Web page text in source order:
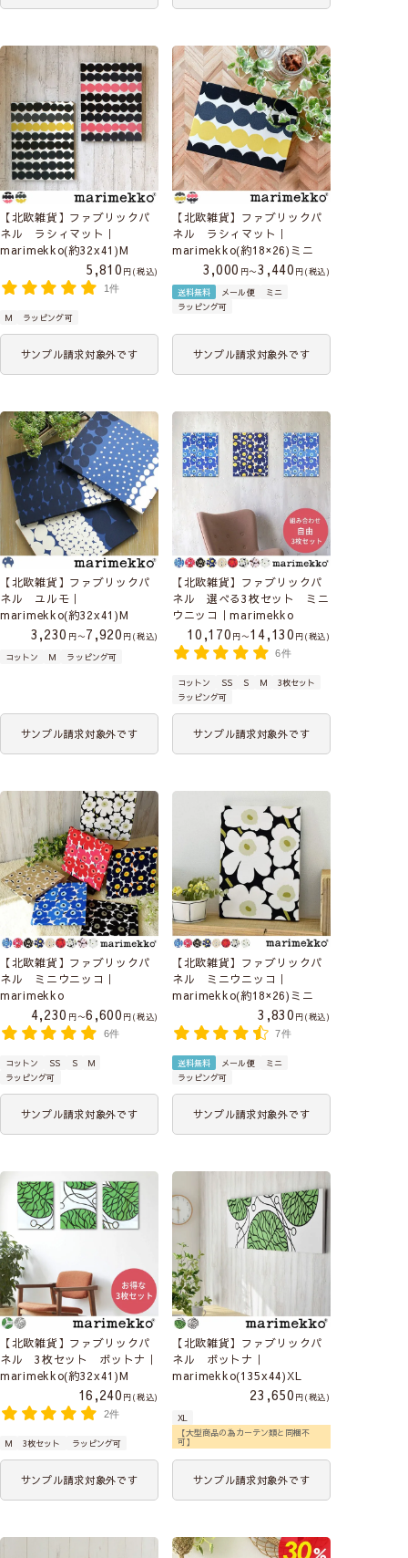
【北欧雑貨】ファブリックパ
ネル ラシィマット｜
marimekko(約32x41)M
5,810
税込
1件
M ラッピング可
サンプル請求対象外です
【北欧雑貨】ファブリックパ
ネル ラシィマット｜
marimekko(約18×26)ミニ
3,000 〜3,440
税込
送料無料
メール便
ミニ
ラッピング可
サンプル請求対象外です
【北欧雑貨】ファブリックパ
ネル ユルモ｜
marimekko(約32x41)M
3,230 〜7,920
税込
コットン
M ラッピング可
サンプル請求対象外です
【北欧雑貨】ファブリックパ
ネル 選べる3枚セット ミニ
ウニッコ｜marimekko
10,170 〜14,130
税込
6件
コットン SS S M
3枚セット
ラッピング可
サンプル請求対象外です
【北欧雑貨】ファブリックパ
ネル ミニウニッコ｜
marimekko
4,230 〜6,600
税込
6件
コットン SS S
M
ラッピング可
サンプル請求対象外です
【北欧雑貨】ファブリックパ
ネル ミニウニッコ｜
marimekko(約18×26)ミニ
3,830
税込
7件
送料無料 メール便
ミニ
ラッピング可
サンプル請求対象外です
【北欧雑貨】ファブリックパ
ネル 3枚セット ボットナ｜
marimekko(約32x41)M
16,240
税込
2件
M 3枚セット ラッピング可
サンプル請求対象外です
【北欧雑貨】ファブリックパ
ネル ボットナ｜
marimekko(135x44)XL
23,650
税込
XL
【大型商品の為カーテン類と同梱不
可】
サンプル請求対象外です